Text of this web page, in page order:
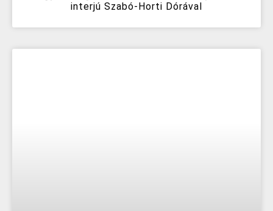
interjú Szabó-Horti Dórával